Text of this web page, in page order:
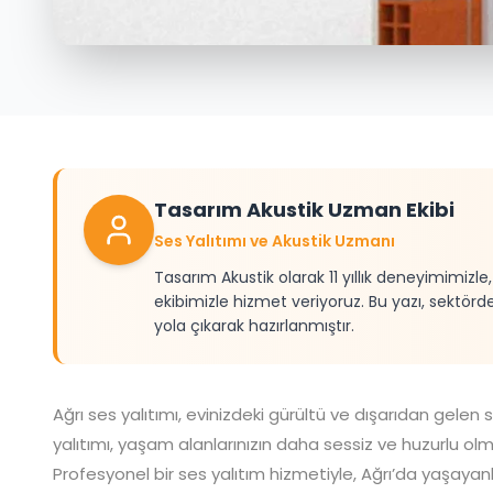
Tasarım Akustik Uzman Ekibi
Ses Yalıtımı ve Akustik Uzmanı
Tasarım Akustik olarak 11 yıllık
ekibimizle hizmet veriyoruz. Bu yazı,
yola çıkarak hazırlanmıştır.
Ağrı ses yalıtımı, evinizdeki gürültü ve dışarıdan
yalıtımı, yaşam alanlarınızın daha sessiz ve huzurlu
Profesyonel bir ses yalıtım hizmetiyle, Ağrı’da